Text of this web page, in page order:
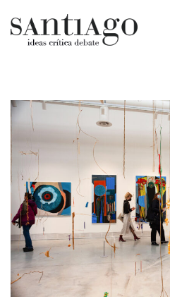
Actualidad
Archivo Cenfoto-UDP
Arquetipos de situación
Artes visuales
Ciencia
Cine y televisión
Ciudad
Cómics
Críticas